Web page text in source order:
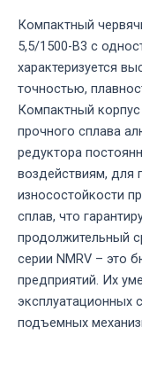
Компактный
5,5/1500-B3 с
характеризуется
точностью,
Компактный корпус
прочного сплава
редуктора
воздействиям, для
износостойкости
сплав, что
продолжительный
серии NMRV – это
предприятий. Их
эксплуатационных
подъемных